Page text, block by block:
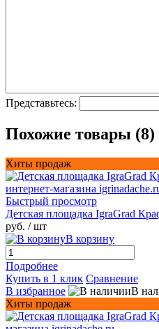
Представьтесь:
Похожие товары (8)
Хиты продаж
Быстрый просмотр
Детская площадка IgraGrad
руб. / шт
В корзину
Подробнее
Купить в 1 клик Сравнение
В избранное
В
Хиты продаж